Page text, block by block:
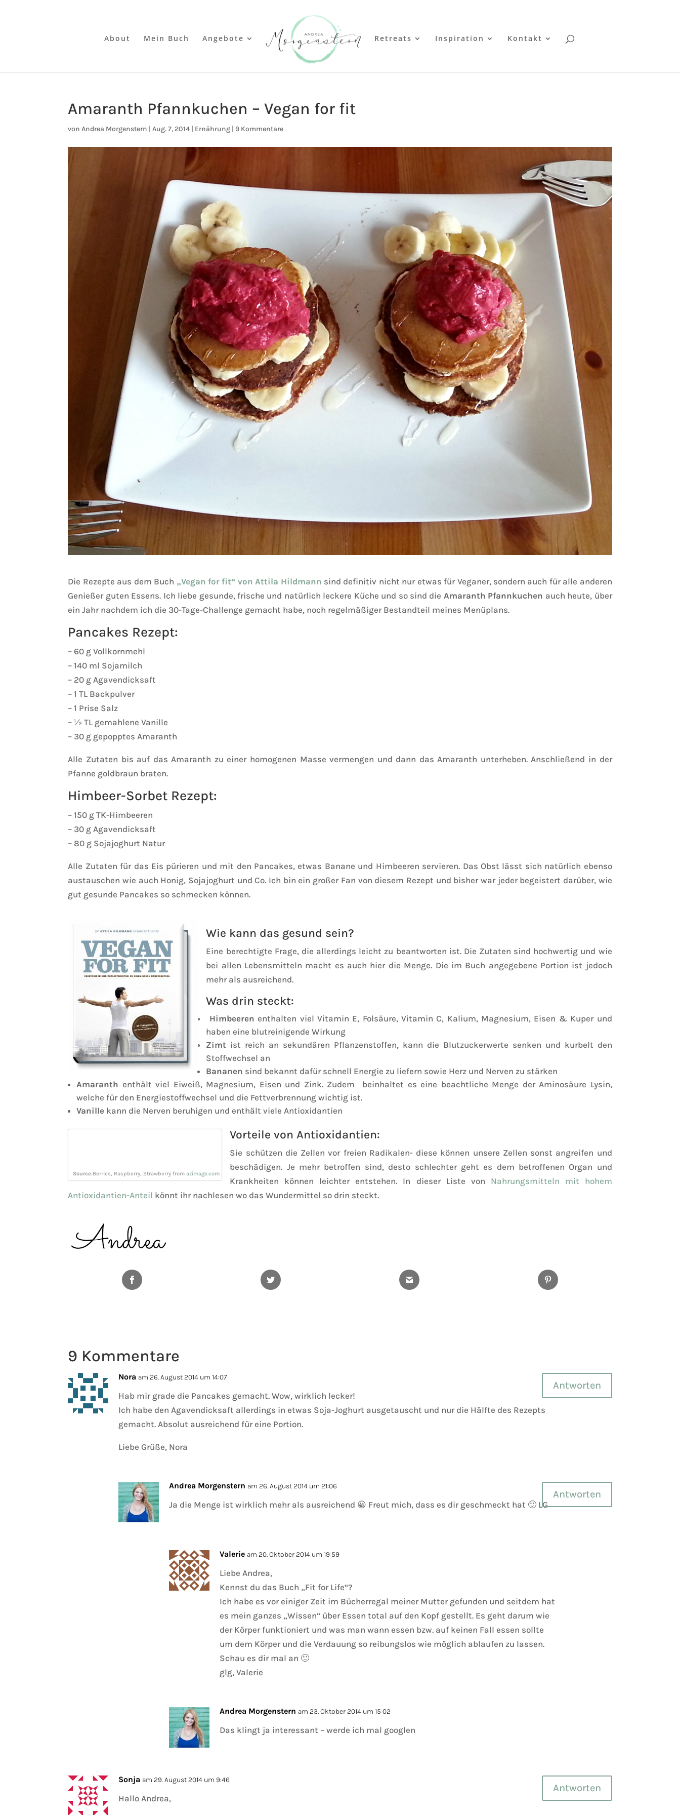
About Mein Buch Angebote Retreats Inspiration Kontakt
Amaranth Pfannkuchen – Vegan for fit
vonAndrea Morgenstern |Aug. 7, 2014 | Ernährung | 9 Kommentare
Die Rezepte aus dem Buch „Vegan for fit“ von Attila Hildmann sind definitiv nicht nur etwas für Veganer, sondern auch für alle anderen
Genießer guten Essens. Ich liebe gesunde, frische und natürlich leckere Küche und so sind die Amaranth Pfannkuchen auch heute, über
ein Jahr nachdem ich die 30-Tage-Challenge gemacht habe, noch regelmäßiger Bestandteil meines Menüplans.
Pancakes Rezept:
– 60 g Vollkornmehl
– 140 ml Sojamilch
– 20 g Agavendicksaft
– 1 TL Backpulver
– 1 Prise Salz
– ½ TL gemahlene Vanille
– 30 g gepopptes Amaranth
Alle Zutaten bis auf das Amaranth zu einer homogenen Masse vermengen und dann das Amaranth unterheben. Anschließend in der
Pfanne goldbraun braten.
Himbeer-Sorbet Rezept:
– 150 g TK-Himbeeren
– 30 g Agavendicksaft
– 80 g Sojajoghurt Natur
Alle Zutaten für das Eis pürieren und mit den Pancakes, etwas Banane und Himbeeren servieren. Das Obst lässt sich natürlich ebenso
austauschen wie auch Honig, Sojajoghurt und Co. Ich bin ein großer Fan von diesem Rezept und bisher war jeder begeistert darüber, wie
gut gesunde Pancakes so schmecken können.
Wie kann das gesund sein?
Eine berechtigte Frage, die allerdings leicht zu beantworten ist. Die Zutaten sind hochwertig und wie
bei allen Lebensmitteln macht es auch hier die Menge. Die im Buch angegebene Portion ist jedoch
mehr als ausreichend.
Was drin steckt:
Himbeeren enthalten viel Vitamin E, Folsäure, Vitamin C, Kalium, Magnesium, Eisen & Kuper und
haben eine blutreinigende Wirkung
Zimt ist reich an sekundären Pflanzenstoffen, kann die Blutzuckerwerte senken und kurbelt den
Stoffwechsel an
Bananen sind bekannt dafür schnell Energie zu liefern sowie Herz und Nerven zu stärken
Amaranth enthält viel Eiweiß, Magnesium, Eisen und Zink. Zudem beinhaltet es eine beachtliche Menge der Aminosäure Lysin,
welche für den Energiestoffwechsel und die Fettverbrennung wichtig ist.
Vanille kann die Nerven beruhigen und enthält viele Antioxidantien
Source:Berries, Raspberry, Strawberry fromazimage.com
Vorteile von Antioxidantien:
Sie schützen die Zellen vor freien Radikalen- diese können unsere Zellen sonst angreifen und
beschädigen. Je mehr betroffen sind, desto schlechter geht es dem betroffenen Organ und
Krankheiten können leichter entstehen. In dieser Liste von Nahrungsmitteln mit hohem
Antioxidantien-Anteil könnt ihr nachlesen wo das Wundermittel so drin steckt.
9 Kommentare
Nora am 26. August 2014 um 14:07
Hab mir grade die Pancakes gemacht. Wow, wirklich lecker!
Ich habe den Agavendicksaft allerdings in etwas Soja-Joghurt ausgetauscht und nur die Hälfte des Rezepts
gemacht. Absolut ausreichend für eine Portion.
Liebe Grüße, Nora
Antworten
Andrea Morgenstern am 26. August 2014 um 21:06
Ja die Menge ist wirklich mehr als ausreichend 😀 Freut mich, dass es dir geschmeckt hat 🙂 LG
Antworten
Valerie am 20. Oktober 2014 um 19:59
Liebe Andrea,
Kennst du das Buch „Fit for Life“?
Ich habe es vor einiger Zeit im Bücherregal meiner Mutter gefunden und seitdem hat
es mein ganzes „Wissen“ über Essen total auf den Kopf gestellt. Es geht darum wie
der Körper funktioniert und was man wann essen bzw. auf keinen Fall essen sollte
um dem Körper und die Verdauung so reibungslos wie möglich ablaufen zu lassen.
Schau es dir mal an 🙂
glg, Valerie
Andrea Morgenstern am 23. Oktober 2014 um 15:02
Das klingt ja interessant – werde ich mal googlen
Sonja am 29. August 2014 um 9:46
Hallo Andrea,
Antworten